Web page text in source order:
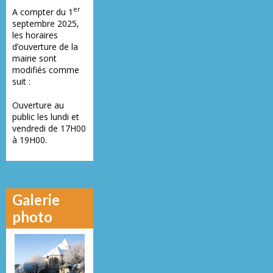
A compter du 1 er
septembre 2025,
les horaires
d’ouverture de la
mairie sont
modifiés comme
suit :
Ouverture au
public les lundi et
vendredi de 17H00
à 19H00.
Galerie
photo